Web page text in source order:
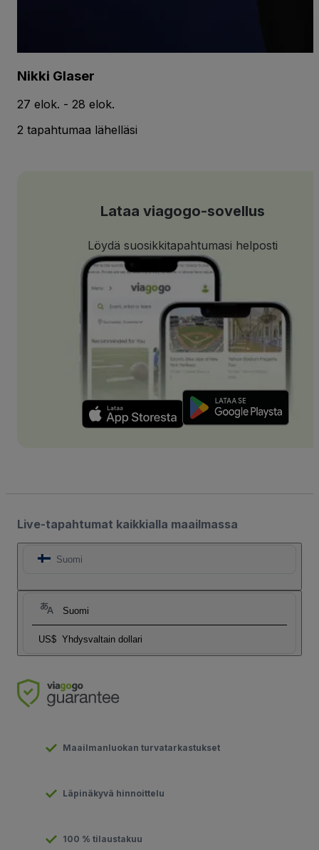
Nikki Glaser
27 elok. - 28 elok.
2 tapahtumaa lähelläsi
Lataa viagogo-sovellus
Löydä suosikkitapahtumasi helposti
Live-tapahtumat kaikkialla maailmassa
Suomi
Suomi
US$ Yhdysvaltain dollari
Maailmanluokan turvatarkastukset
Läpinäkyvä hinnoittelu
100 % tilaustakuu